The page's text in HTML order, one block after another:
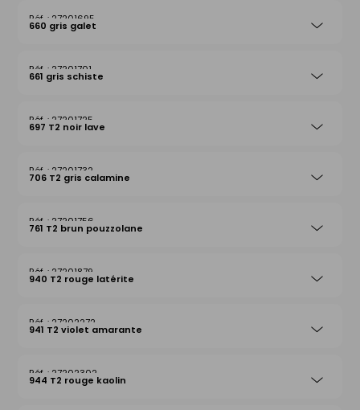
27201695
660 gris galet
27201701
661 gris schiste
27201725
697 T2 noir lave
27201732
706 T2 gris calamine
27201756
761 T2 brun pouzzolane
27201879
940 T2 rouge latérite
27202272
941 T2 violet amarante
27202302
944 T2 rouge kaolin